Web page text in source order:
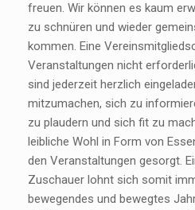
freuen. Wir können es kaum
zu schnüren und wieder
kommen. Eine
Veranstaltungen nicht
sind jederzeit herzlich
mitzumachen, sich zu
zu plaudern und sich fit zu
leibliche Wohl in Form von
den Veranstaltungen gesorgt.
Zuschauer lohnt sich somit
bewegendes und bewegtes